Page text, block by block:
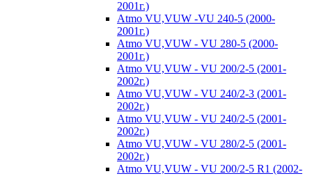
2001г.)
Atmo VU,VUW -VU 240-5 (2000-
2001г.)
Atmo VU,VUW - VU 280-5 (2000-
2001г.)
Atmo VU,VUW - VU 200/2-5 (2001-
2002г.)
Atmo VU,VUW - VU 240/2-3 (2001-
2002г.)
Atmo VU,VUW - VU 240/2-5 (2001-
2002г.)
Atmo VU,VUW - VU 280/2-5 (2001-
2002г.)
Atmo VU,VUW - VU 200/2-5 R1 (2002-